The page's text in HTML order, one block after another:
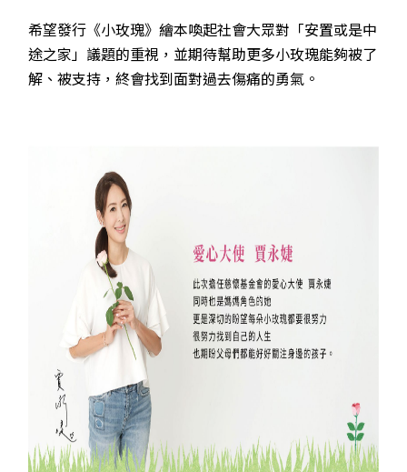
希望發行《小玫瑰》繪本喚起社會大眾對「安置或是中
途之家」議題的重視，並期待幫助更多小玫瑰能夠被了
解、被支持，終會找到面對過去傷痛的勇氣。